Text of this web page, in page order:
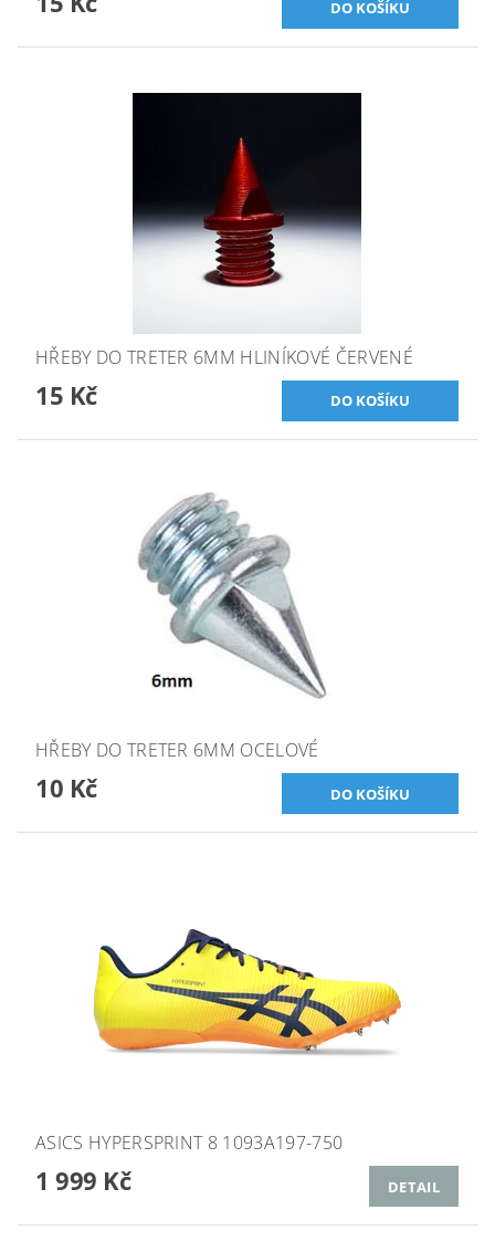
HŘEBY DO TRETER 6MM HLINÍKOVÉ ČERVENÉ
15 Kč
HŘEBY DO TRETER 6MM OCELOVÉ
10 Kč
ASICS HYPERSPRINT 8 1093A197-750
1 999 Kč DETAIL